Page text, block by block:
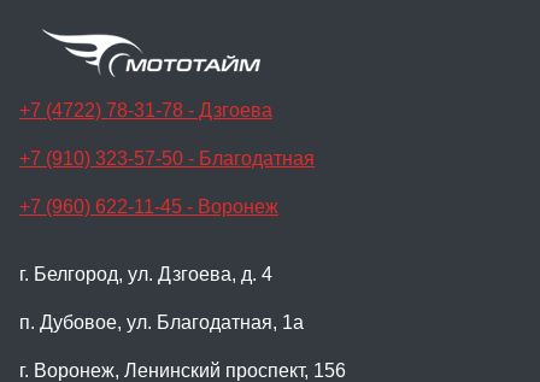
+7 (4722) 78-31-78 - Дзгоева
+7 (910) 323-57-50 - Благодатная
+7 (960) 622-11-45 - Воронеж
г. Белгород, ул. Дзгоева, д. 4
п. Дубовое, ул. Благодатная, 1а
г. Воронеж, Ленинский проспект, 156